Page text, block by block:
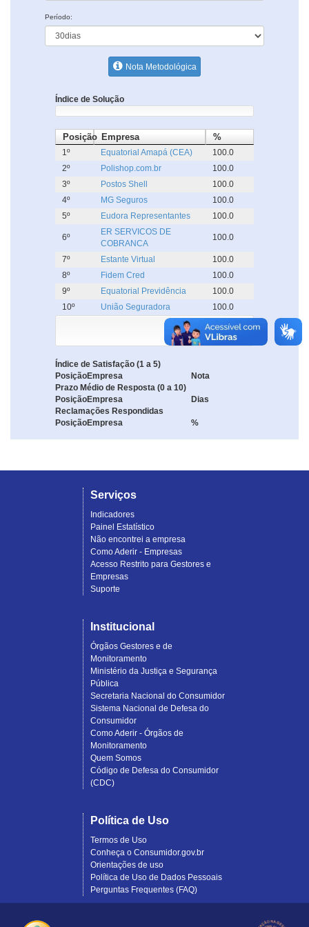
Período:
Nota Metodológica
Índice de Solução
Posição Empresa %
1º Equatorial Amapá (CEA)
100.0
2º
Polishop.com.br
100.0
3º
Postos Shell
100.0
4º
MG Seguros
100.0
5º
Eudora Representantes 100.0
6º
ER SERVICOS DE
COBRANCA
100.0
7º Estante Virtual
100.0
8º
Fidem Cred
100.0
9º
Equatorial Previdência
100.0
10º
União Seguradora 100.0
Índice de Satisfação (1 a 5)
PosiçãoEmpresa
Nota
Prazo Médio de Resposta (0 a 10)
PosiçãoEmpresa
Dias
Reclamações Respondidas
PosiçãoEmpresa %
Serviços
Indicadores
Painel Estatístico
Não encontrei a empresa
Como Aderir - Empresas
Acesso Restrito para Gestores e
Empresas
Suporte
Institucional
Órgãos Gestores e de
Monitoramento
Ministério da Justiça e Segurança
Pública
Secretaria Nacional do Consumidor
Sistema Nacional de Defesa do
Consumidor
Como Aderir - Órgãos de
Monitoramento
Quem Somos
Código de Defesa do Consumidor
(CDC)
Política de Uso
Termos de Uso
Conheça o Consumidor.gov.br
Orientações de uso
Política de Uso de Dados Pessoais
Perguntas Frequentes (FAQ)